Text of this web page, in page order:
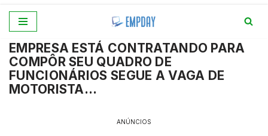
para
o
conteúdo
EMPRESA ESTÁ CONTRATANDO PARA
COMPÔR SEU QUADRO DE
FUNCIONÁRIOS SEGUE A VAGA DE
MOTORISTA…
ANÚNCIOS